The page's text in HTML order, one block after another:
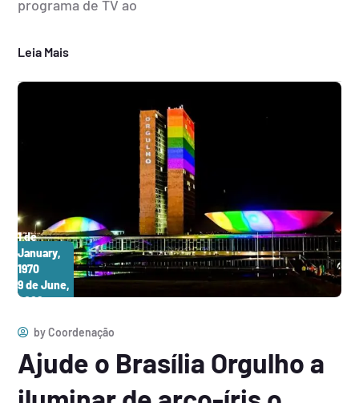
programa de TV ao
Leia Mais
1 de
January,
1970
9 de June,
2026
byCoordenação
Ajude o Brasília Orgulho a